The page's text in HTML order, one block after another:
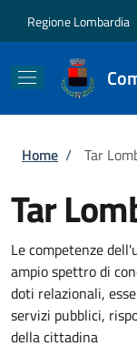
Regione Lombardia
Briciole
Home / Tar
Tar
Le competenze
ampio spettro di
doti relazionali,
servizi pubblici,
della cittadina